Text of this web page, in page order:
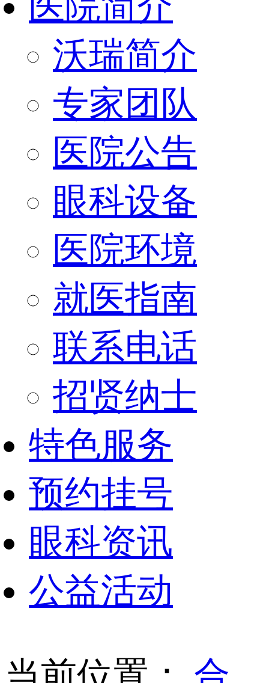
沃瑞简介
专家团队
医院公告
眼科设备
医院环境
就医指南
联系电话
招贤纳士
特色服务
预约挂号
眼科资讯
公益活动